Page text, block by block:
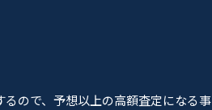
ので、予想以上の高額査定になる事